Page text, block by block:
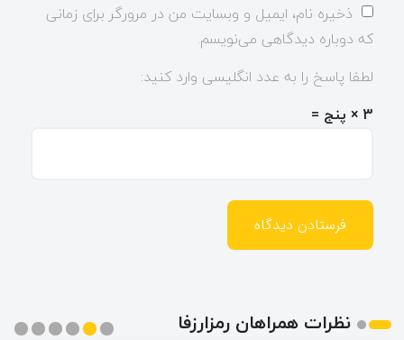
ذخیره نام، ایمیل و وبسایت من در مرورگر برای زمانی
که دوباره دیدگاهی می‌نویسم.
لطفا پاسخ را به عدد انگلیسی وارد کنید:
3 × پنج =
نظرات همراهان رمزارزفا